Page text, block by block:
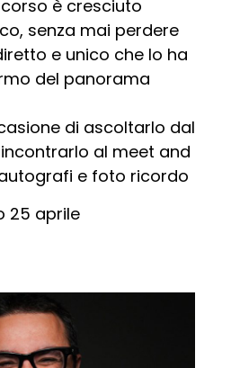
è cresciuto
senza mai perdere
e unico che lo ha
del panorama
di ascoltarlo dal
al meet and
e foto ricordo
25 aprile